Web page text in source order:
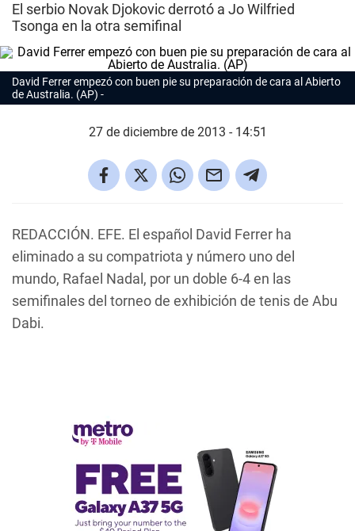
El serbio Novak Djokovic derrotó a Jo Wilfried
Tsonga en la otra semifinal
David Ferrer empezó con buen pie su preparación de cara al Abierto
de Australia. (AP)
27 de diciembre de 2013 - 14:51
REDACCIÓN. EFE. El español David Ferrer ha
eliminado a su compatriota y número uno del
mundo, Rafael Nadal, por un doble 6-4 en las
semifinales del torneo de exhibición de tenis de Abu
Dabi.